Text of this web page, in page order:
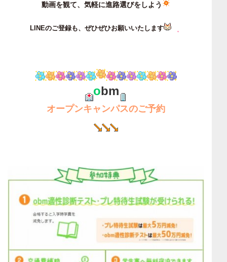
動画を観て、気軽に進路選びをしよう
LINEのご登録も、ぜひぜひお願いいたします
obm
オープンキャンパスのご予約